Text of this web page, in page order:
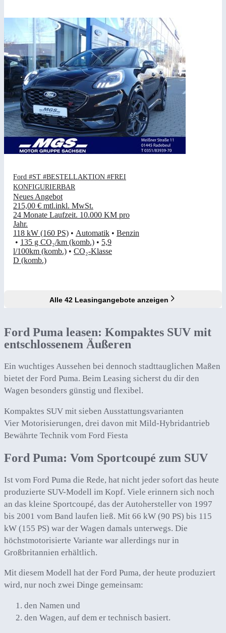
Ford #ST #BESTELLAKTION #FREI
KONFIGURIERBAR
Neues Angebot
215,00 € mtl.inkl. MwSt.
24 Monate Laufzeit. 10.000 KM pro
Jahr.
118 kW (160 PS) • Automatik • Benzin
• 135 g CO₂/km (komb.) • 5,9
l/100km (komb.) • CO₂-Klasse
D (komb.)
Alle 42 Leasingangebote anzeigen
Ford Puma leasen: Kompaktes SUV mit
entschlossenem Äußeren
Ein wuchtiges Aussehen bei dennoch stadttauglichen Maßen
bietet der Ford Puma. Beim Leasing sicherst du dir den
Wagen besonders günstig und flexibel.
Kompaktes SUV mit sieben Ausstattungsvarianten
Vier Motorisierungen, drei davon mit Mild-Hybridantrieb
Bewährte Technik vom Ford Fiesta
Ford Puma: Vom Sportcoupé zum SUV
Ist vom Ford Puma die Rede, hat nicht jeder sofort das heute
produzierte SUV-Modell im Kopf. Viele erinnern sich noch
an das kleine Sportcoupé, das der Autohersteller von 1997
bis 2001 vom Band laufen ließ. Mit 66 kW (90 PS) bis 115
kW (155 PS) war der Wagen damals unterwegs. Die
höchstmotorisierte Variante war allerdings nur in
Großbritannien erhältlich.
Mit diesem Modell hat der Ford Puma, der heute produziert
wird, nur noch zwei Dinge gemeinsam:
den Namen und
den Wagen, auf dem er technisch basiert.